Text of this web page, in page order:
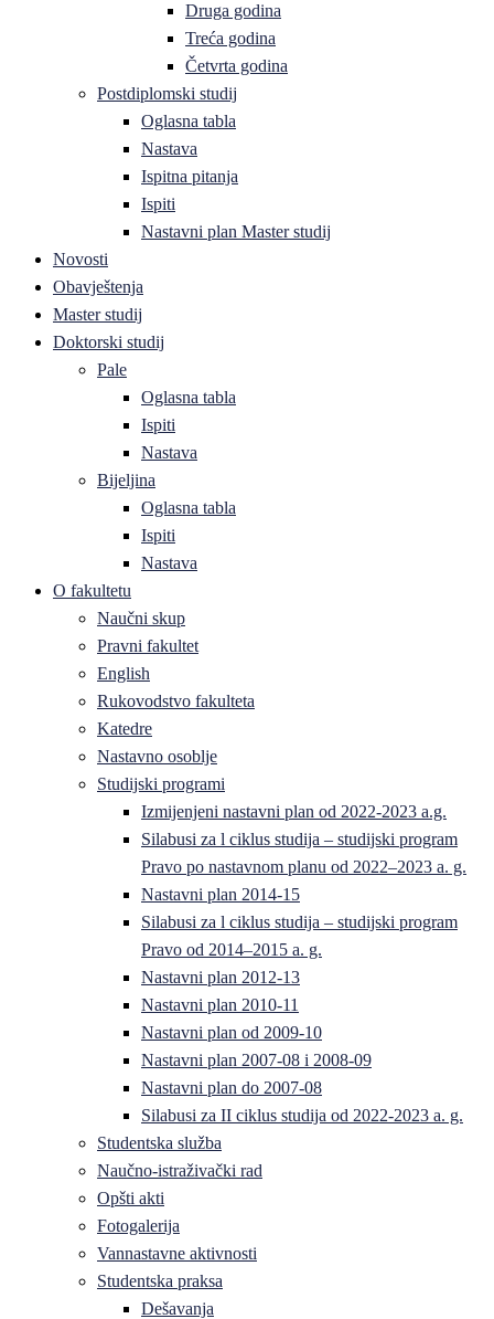
Druga godina
Treća godina
Četvrta godina
Postdiplomski studij
Oglasna tabla
Nastava
Ispitna pitanja
Ispiti
Nastavni plan Master studij
Novosti
Obavještenja
Master studij
Doktorski studij
Pale
Oglasna tabla
Ispiti
Nastava
Bijeljina
Oglasna tabla
Ispiti
Nastava
O fakultetu
Naučni skup
Pravni fakultet
English
Rukovodstvo fakulteta
Katedre
Nastavno osoblje
Studijski programi
Izmijenjeni nastavni plan od 2022-2023 a.g.
Silabusi za l ciklus studija – studijski program
Pravo po nastavnom planu od 2022–2023 a. g.
Nastavni plan 2014-15
Silabusi za l ciklus studija – studijski program
Pravo od 2014–2015 a. g.
Nastavni plan 2012-13
Nastavni plan 2010-11
Nastavni plan od 2009-10
Nastavni plan 2007-08 i 2008-09
Nastavni plan do 2007-08
Silabusi za II ciklus studija od 2022-2023 a. g.
Studentska služba
Naučno-istraživački rad
Opšti akti
Fotogalerija
Vannastavne aktivnosti
Studentska praksa
Dešavanja